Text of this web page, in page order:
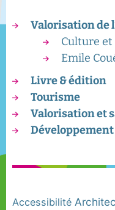
Valorisation de
Culture
Emile
Livre & édition
Tourisme
Valorisation et
Accessibilité